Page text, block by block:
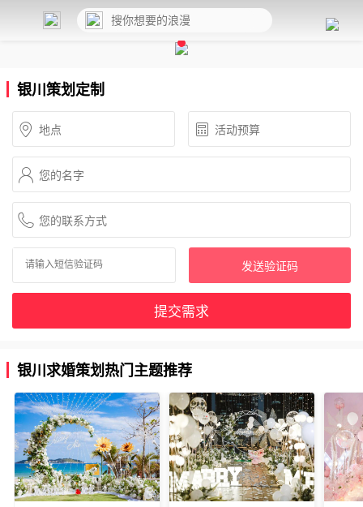
银川策划定制
发送验证码
提交需求
银川求婚策划热门主题推荐